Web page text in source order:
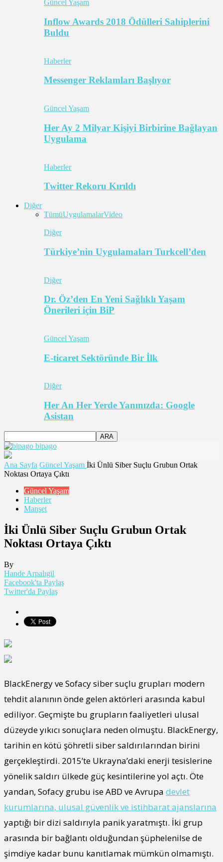
Güncel Yaşam
Inflow Awards 2018 Ödülleri Sahiplerini
Buldu
Haberler
Messenger Reklamları Başlıyor
Güncel Yaşam
Her Ay 2 Milyar Kişiyi Birbirine Bağlayan
Uygulama
Haberler
Twitter Rekoru Kırıldı
Diğer
TümüUygulamalarVideo
Diğer
Türkiye’nin Uygulamaları Turkcell’den
Diğer
Dr. Öz’den En Yeni Sağlıklı Yaşam
Önerileri için BiP
Güncel Yaşam
E-ticaret Sektöründe Bir İlk
Diğer
Her An Her Yerde Yanınızda: Google
Asistan
bipago
Ana Sayfa Güncel Yaşam İki Ünlü Siber Suçlu Grubun Ortak
Noktası Ortaya Çıktı
Güncel Yaşam
Haberler
Manşet
İki Ünlü Siber Suçlu Grubun Ortak
Noktası Ortaya Çıktı
By
Hande Arpalıgil
Facebook'ta Paylaş
Twitter'da Paylaş
BlackEnergy ve Sofacy siber suçlu grupları modern
tehdit alanının önde gelen aktörleri arasında kabul
ediliyor. Geçmişte bu grupların faaliyetleri ulusal
düzeyde yıkıcı sonuçlara neden olmuştu. BlackEnergy,
tarihin en kötü şöhretli siber saldırılarından birini
gerçekleştirdi. 2015’te Ukrayna’daki enerji tesislerine
yönelik saldırı ülkede güç kesintilerine yol açtı. Öte
yandan, Sofacy grubu ise ABD ve Avrupa devlet
kurumlarına, ulusal güvenlik ve istihbarat ajanslarına
yaptığı bir dizi saldırıyla panik yaratmıştı. İki grup
arasında bir bağlantı olduğundan şüphelenilse de
şimdiye kadar bunu kanıtlamak mümkün olmamıştı.